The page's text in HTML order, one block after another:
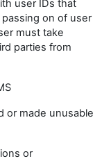
user IDs that
on of user
must take
parties from
or made unusable
or